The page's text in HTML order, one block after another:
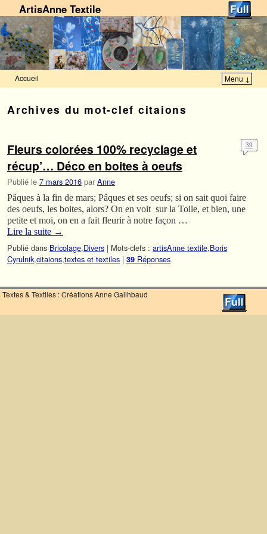
ArtisAnne Textile
Accueil Menu ↓
Archives du mot-clef citaions
Fleurs colorées 100% recyclage et
récup’… Déco en boites à oeufs
Publié le 7 mars 2016 par Anne
39
Pâques à la fin de mars; Pâques et ses oeufs; si on sait quoi faire
des oeufs, les boites, alors? On en voit sur la Toile, et bien, une
petite et moi, on en a fait fleurir à notre façon …
Lire la suite →
Publié dans Bricolage,Divers | Mots-clefs : artisAnne textile,Boris
Cyrulnik,citaions,textes et textiles | 39 Réponses
Textes & Textiles : Créations Anne Gailhbaud